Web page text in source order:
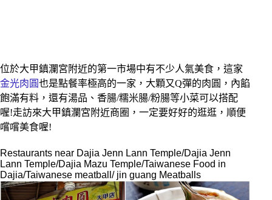
位於大甲鎮瀾宮附近的第一市場中有不少人氣美食，這家
金光肉圓也是點餐率極高的一家，大顆又Q彈的肉圓，內餡
飽滿有料，還有湯品、香腸/糯米腸/粉腸等小菜可以搭配
喔!走訪來大甲鎮瀾宮附近商圈，一定要好好的逛逛，順便
嚐嚐美食喔!
Restaurants near Dajia Jenn Lann Temple/Dajia Jenn
Lann Temple/Dajia Mazu Temple/Taiwanese Food in
Dajia/Taiwanese meatball/ jin guang Meatballs